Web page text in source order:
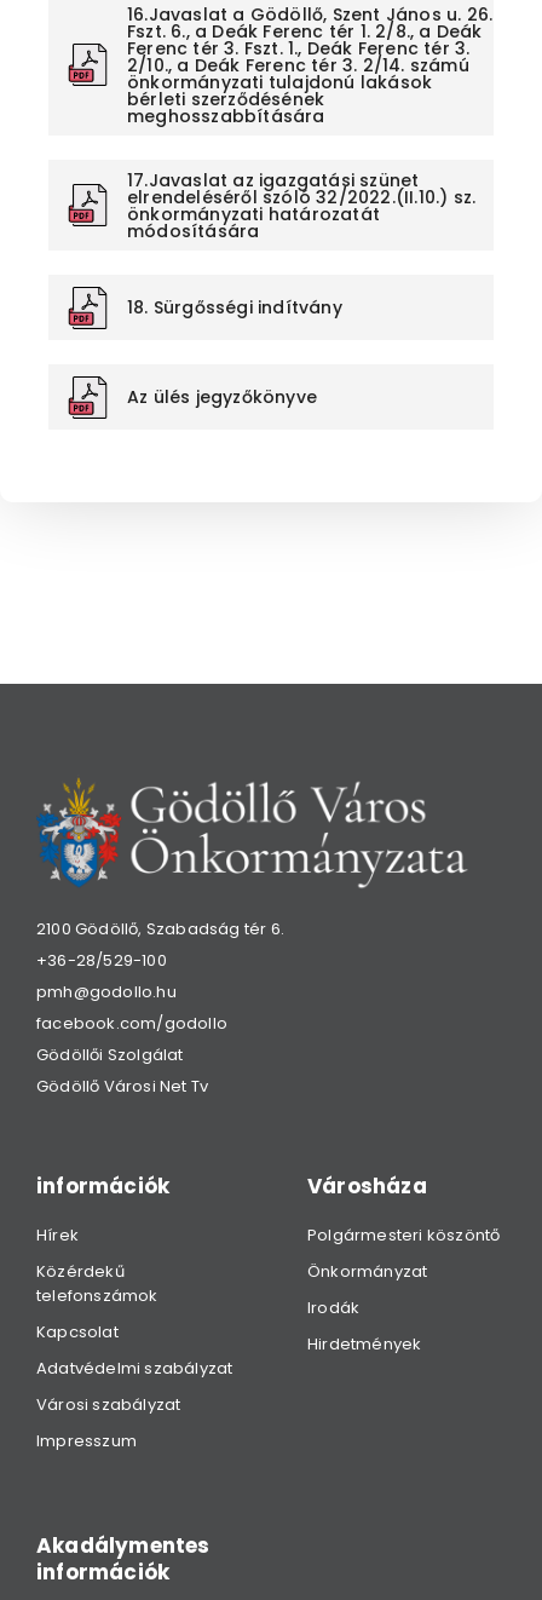
16.Javaslat a Gödöllő, Szent János u. 26.
Fszt. 6., a Deák Ferenc tér 1. 2/8., a Deák
Ferenc tér 3. Fszt. 1., Deák Ferenc tér 3.
2/10., a Deák Ferenc tér 3. 2/14. számú
önkormányzati tulajdonú lakások
bérleti szerződésének
meghosszabbítására
17.Javaslat az igazgatási szünet
elrendeléséről szóló 32/2022.(II.10.) sz.
önkormányzati határozatát
módosítására
18. Sürgősségi indítvány
Az ülés jegyzőkönyve
2100 Gödöllő, Szabadság tér 6.
+36-28/529-100
pmh@godollo.hu
facebook.com/godollo
Gödöllői Szolgálat
Gödöllő Városi Net Tv
információk
Hírek
Közérdekű
telefonszámok
Kapcsolat
Adatvédelmi szabályzat
Városi szabályzat
Impresszum
Városháza
Polgármesteri köszöntő
Önkormányzat
Irodák
Hirdetmények
Akadálymentes
információk